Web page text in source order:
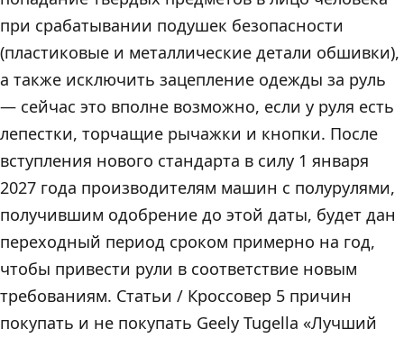
при срабатывании подушек безопасности
(пластиковые и металлические детали обшивки),
а также исключить зацепление одежды за руль
— сейчас это вполне возможно, если у руля есть
лепестки, торчащие рычажки и кнопки. После
вступления нового стандарта в силу 1 января
2027 года производителям машин с полурулями,
получившим одобрение до этой даты, будет дан
переходный период сроком примерно на год,
чтобы привести рули в соответствие новым
требованиям. Статьи / Кроссовер 5 причин
покупать и не покупать Geely Tugella «Лучший